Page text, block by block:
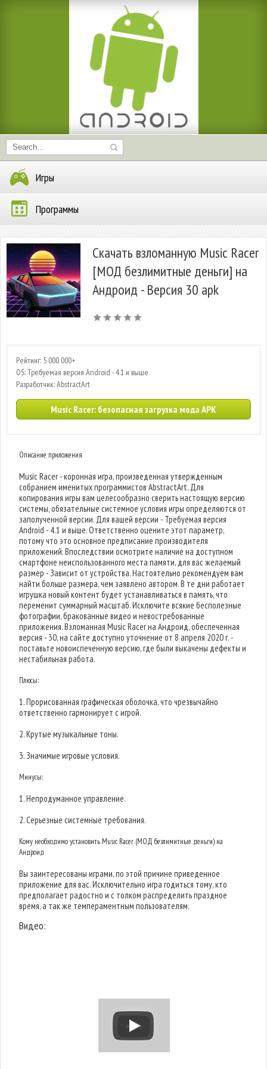
Игры
Программы
Скачать взломанную Music Racer
[МОД безлимитные деньги] на
Андроид - Версия 30 apk
Рейтинг: 5 000 000+
OS: Требуемая версия Android - 4.1 и выше
Разработчик: AbstractArt
Music Racer: безопасная загрузка мода APK
Описание приложения
Music Racer - коронная игра, произведенная утвержденным
собранием именитых программистов AbstractArt. Для
копирования игры вам целесообразно сверить настоящую версию
системы, обязательные системное условия игры определяются от
заполученной версии. Для вашей версии - Требуемая версия
Android - 4.1 и выше. Ответственно оцените этот параметр,
потому что это основное предписание производителя
приложений. Впоследствии осмотрите наличие на доступном
смартфоне неиспользованного места памяти, для вас желаемый
размер - Зависит от устройства. Настоятельно рекомендуем вам
найти больше размера, чем заявлено автором. В те дни работает
игрушка новый контент будет устанавливаться в память, что
переменит суммарный масштаб. Исключите всякие бесполезные
фотографии, бракованные видео и невостребованные
приложения. Взломанная Music Racer на Андроид, обеспеченная
версия - 30, на сайте доступно уточнение от 8 апреля 2020 г. -
поставьте новоиспеченную версию, где были выкачены дефекты и
нестабильная работа.
Плюсы:
1. Прорисованная графическая оболочка, что чрезвычайно
ответственно гармонирует с игрой.
2. Крутые музыкальные тоны.
3. Значимые игровые условия.
Минусы:
1. Непродуманное управление.
2. Серьезные системные требования.
Кому необходимо установить Music Racer (МОД безлимитные деньги) на
Андроид
Вы заинтересованы играми, по этой причине приведенное
приложение для вас. Исключительно игра годиться тому, кто
предполагает радостно и с толком распределить праздное
время, а так же темпераментным пользователям.
Видео: